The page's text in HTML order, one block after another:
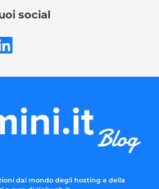
social
dal mondo degli hosting e della